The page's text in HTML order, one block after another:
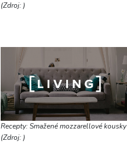
(Zdroj: )
Recepty: Smažené mozzarellové kousky
(Zdroj: )